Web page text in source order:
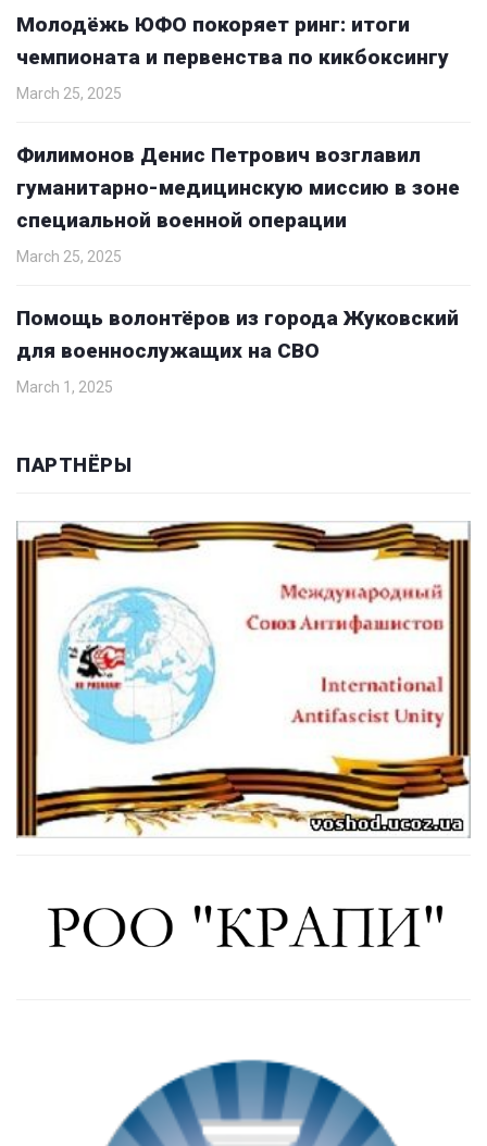
Молодёжь ЮФО покоряет ринг: итоги
чемпионата и первенства по кикбоксингу
March 25, 2025
Филимонов Денис Петрович возглавил
гуманитарно-медицинскую миссию в зоне
специальной военной операции
March 25, 2025
Помощь волонтёров из города Жуковский
для военнослужащих на СВО
March 1, 2025
ПАРТНЁРЫ